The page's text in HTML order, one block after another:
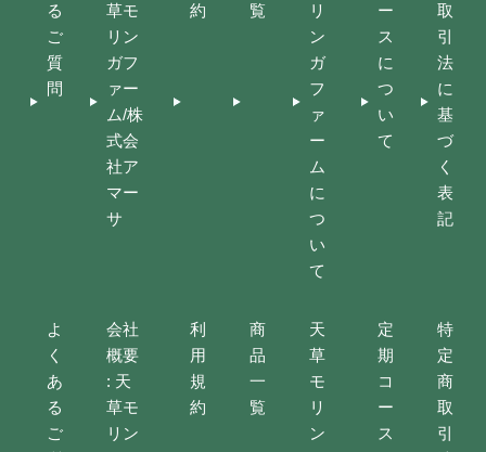
る
ご
質
問
草モ
リン
ガフ
ァー
ム/株
式会
社ア
マー
サ
約
覧
リ
ン
ガ
フ
ァ
ー
ム
に
つ
い
て
ー
ス
に
つ
い
て
取
引
法
に
基
づ
く
表
記
よ
く
あ
る
ご
会社
概要
: 天
草モ
リン
利
用
規
約
商
品
一
覧
天
草
モ
リ
ン
定
期
コ
ー
ス
特
定
商
取
引